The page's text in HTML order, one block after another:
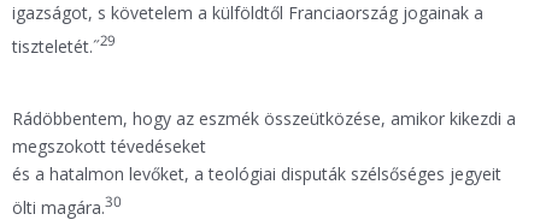
igazságot, s követelem a külföldtől Franciaország jogainak a
tiszteletét.˝29
Rádöbbentem, hogy az eszmék összeütközése, amikor kikezdi a
megszokott tévedéseket
és a hatalmon levőket, a teológiai disputák szélsőséges jegyeit
ölti magára.30